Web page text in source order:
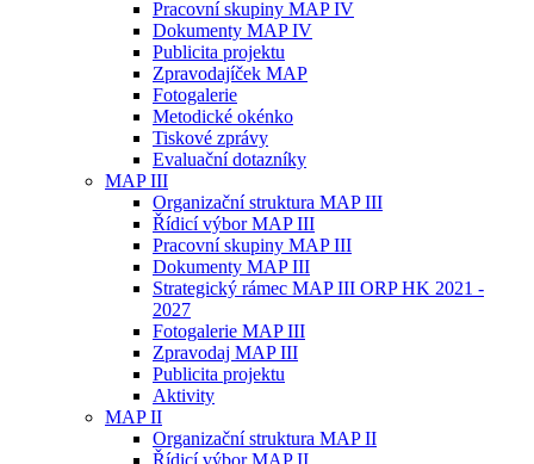
Pracovní skupiny MAP IV
Dokumenty MAP IV
Publicita projektu
Zpravodajíček MAP
Fotogalerie
Metodické okénko
Tiskové zprávy
Evaluační dotazníky
MAP III
Organizační struktura MAP III
Řídicí výbor MAP III
Pracovní skupiny MAP III
Dokumenty MAP III
Strategický rámec MAP III ORP HK 2021 -
2027
Fotogalerie MAP III
Zpravodaj MAP III
Publicita projektu
Aktivity
MAP II
Organizační struktura MAP II
Řídicí výbor MAP II